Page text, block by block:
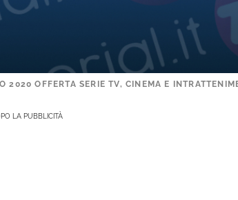
OFFERTA SERIE TV, CINEMA E
LA PUBBLICITÀ